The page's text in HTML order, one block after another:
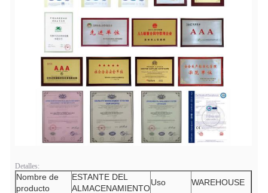
Detalles:
Nombre de
producto
ESTANTE DEL
ALMACENAMIENTO
Uso
WAREHOUSE